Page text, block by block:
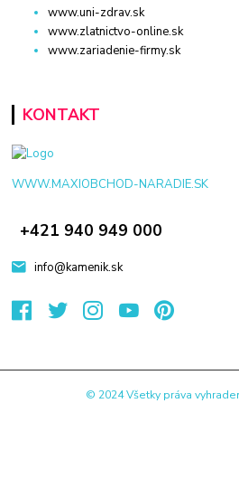
www.uni-zdrav.sk
www.zlatnictvo-online.sk
www.zariadenie-firmy.sk
KONTAKT
WWW.MAXIOBCHOD-NARADIE.SK
+421 940 949 000
info@kamenik.sk
© 2024 Všetky práva